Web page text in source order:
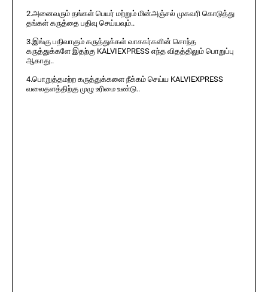
2.அனைவரும் தங்கள் பெயர் மற்றும் மின்அஞ்சல் முகவரி கொடுத்து
தங்கள் கருத்தை பதிவு செய்யவும்..
3.இங்கு பதிவாகும் கருத்துக்கள் வாசகர்களின் சொந்த
கருத்துக்களே இதற்கு KALVIEXPRESS எந்த விதத்திலும் பொறுப்பு
ஆகாது..
4.பொறுத்தமற்ற கருத்துக்களை நீக்கம் செய்ய KALVIEXPRESS
வலைதளத்திற்கு முழு உரிமை உண்டு..